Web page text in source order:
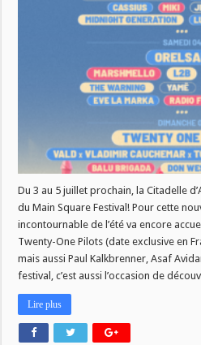
:
à
Du 3 au 5 juillet prochain, la Citadelle
du Main Square Festival! Pour cette
incontournable de l’été va encore
Twenty-One Pilots (date exclusive en
mais aussi Paul Kalkbrenner, Asaf
festival, c’est aussi l’occasion de
Lire plus